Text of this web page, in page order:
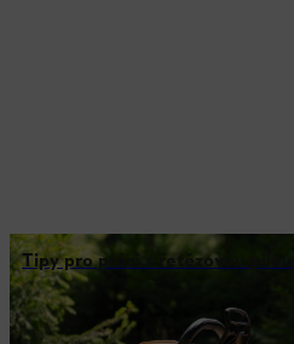
Tipy pro práci s řetězovou pilou